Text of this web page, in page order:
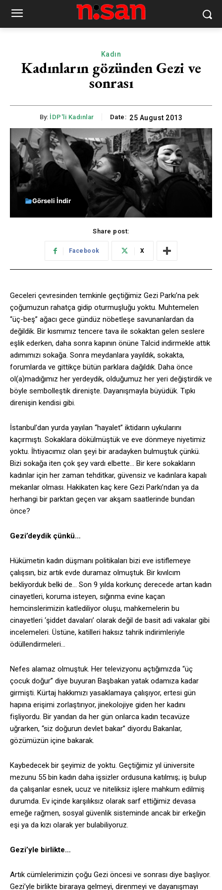
Kadın
Kadınların gözünden Gezi ve
sonrası
By: İDP'li Kadınlar Date: 25 August 2013
Görseli İndir
Share post:
Facebook X
Geceleri çevresinden temkinle geçtiğimiz Gezi Parkı’na pek
çoğumuzun rahatça gidip oturmuşluğu yoktu. Muhtemelen
“üç-beş” ağacı gece gündüz nöbetleşe savunanlardan da
değildik. Bir kısmımız tencere tava ile sokaktan gelen seslere
eşlik ederken, daha sonra kapının önüne Talcid indirmekle attık
adımımızı sokağa. Sonra meydanlara yayıldık, sokakta,
forumlarda ve gittikçe bütün parklara dağıldık. Daha önce
ol(a)madığımız her yerdeydik, olduğumuz her yeri değiştirdik ve
böyle sembolleştik direnişte. Dayanışmayla büyüdük. Tıpkı
direnişin kendisi gibi.
İstanbul’dan yurda yayılan “hayalet” iktidarın uykularını
kaçırmıştı. Sokaklara dökülmüştük ve eve dönmeye niyetimiz
yoktu. İhtiyacımız olan şeyi bir aradayken bulmuştuk çünkü.
Bizi sokağa iten çok şey vardı elbette… Bir kere sokakların
kadınlar için her zaman tehditkar, güvensiz ve kadınlara kapalı
mekanlar olması. Hakikaten kaç kere Gezi Parkı’ndan ya da
herhangi bir parktan geçen var akşam saatlerinde bundan
önce?
Gezi’deydik çünkü…
Hükümetin kadın düşmanı politikaları bizi eve istiflemeye
çalışsın, biz artık evde duramaz olmuştuk. Bir kıvılcım
bekliyorduk belki de… Son 9 yılda korkunç derecede artan kadın
cinayetleri, koruma isteyen, sığınma evine kaçan
hemcinslerimizin katlediliyor oluşu, mahkemelerin bu
cinayetleri ‘şiddet davaları’ olarak değil de basit adi vakalar gibi
incelemeleri. Üstüne, katilleri haksız tahrik indirimleriyle
ödüllendirmeleri…
Nefes alamaz olmuştuk. Her televizyonu açtığımızda “üç
çocuk doğur” diye buyuran Başbakan yatak odamıza kadar
girmişti. Kürtaj hakkımızı yasaklamaya çalışıyor, ertesi gün
hapına erişimi zorlaştırıyor, jinekolojiye giden her kadını
fişliyordu. Bir yandan da her gün onlarca kadın tecavüze
uğrarken, “siz doğurun devlet bakar” diyordu Bakanlar,
gözümüzün içine bakarak.
Kaybedecek bir şeyimiz de yoktu. Geçtiğimiz yıl üniversite
mezunu 55 bin kadın daha işsizler ordusuna katılmış; iş bulup
da çalışanlar esnek, ucuz ve niteliksiz işlere mahkum edilmiş
durumda. Ev içinde karşılıksız olarak sarf ettiğimiz devasa
emeğe rağmen, sosyal güvenlik sisteminde ancak bir erkeğin
eşi ya da kızı olarak yer bulabiliyoruz.
Gezi’yle birlikte…
Artık cümlelerimizin çoğu Gezi öncesi ve sonrası diye başlıyor.
Gezi’yle birlikte biraraya gelmeyi, direnmeyi ve dayanışmayı